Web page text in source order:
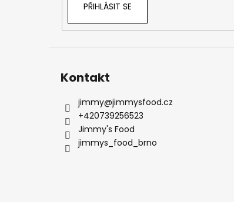
PŘIHLÁSIT SE
Kontakt
jimmy@jimmysfood.cz
+420739256523
Jimmy's Food
jimmys_food_brno